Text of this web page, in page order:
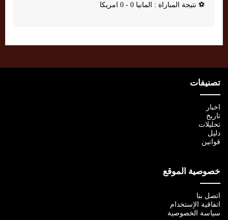
⚽ نتيجة المباراة : المانيا 0 - 0 امريكا
تصنيفات
اخبار
تاريخ
تحليلات
دليل
قوانين
خصوصية الموقع
اتصل بنا
اتفاقية الإستخدام
سياسة الخصوصية